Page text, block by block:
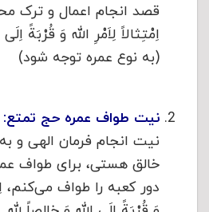
قصد انجام اعمال و ترک
اِمْتِثالاً لِاَمْرِ الله وَ قُرْبَةً
(به نوع عمره توجه شود)
نیت طواف عمره حج تمتع:
نیت انجام فرمان الهی و
خالق هستی، برای طواف
دور کعبه را طواف می‌کنم،